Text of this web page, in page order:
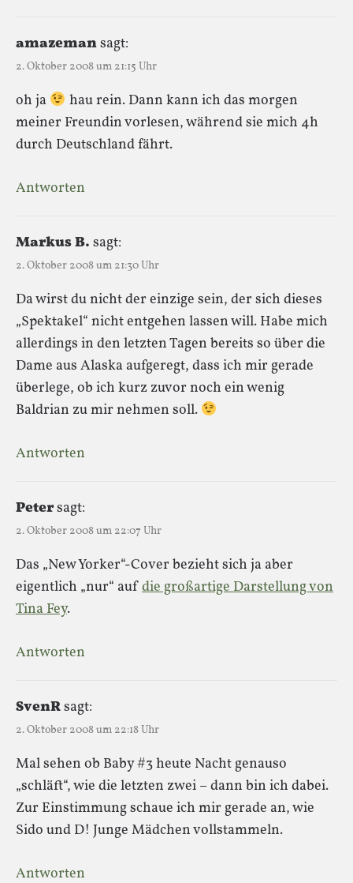
amazemansagt:
2. Oktober 2008 um 21:15 Uhr
oh ja
hau rein. Dann kann ich das morgen
meiner Freundin vorlesen, während sie mich 4h
durch Deutschland fährt.
Antworten
Markus B. sagt:
2. Oktober 2008 um 21:30 Uhr
Da wirst du nicht der einzige sein, der sich dieses
„Spektakel“ nicht entgehen lassen will. Habe mich
allerdings in den letzten Tagen bereits so über die
Dame aus Alaska aufgeregt, dass ich mir gerade
überlege, ob ich kurz zuvor noch ein wenig
Baldrian zu mir nehmen soll.
Antworten
Petersagt:
2. Oktober 2008 um 22:07 Uhr
Das „New Yorker“-Cover bezieht sich ja aber
eigentlich „nur“ aufdie großartige Darstellung von
Tina Fey.
Antworten
SvenRsagt:
2. Oktober 2008 um 22:18 Uhr
Mal sehen ob Baby #3 heute Nacht genauso
„schläft“, wie die letzten zwei – dann bin ich dabei.
Zur Einstimmung schaue ich mir gerade an, wie
Sido und D! Junge Mädchen vollstammeln.
Antworten